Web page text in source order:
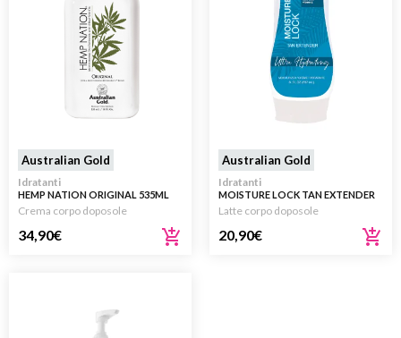
Australian Gold
Idratanti
HEMP NATION ORIGINAL 535ML
Crema corpo doposole
34,90€
Australian Gold
Idratanti
MOISTURE LOCK TAN EXTENDER
ULTRA HYDRATING 237ML
Latte corpo doposole
20,90€